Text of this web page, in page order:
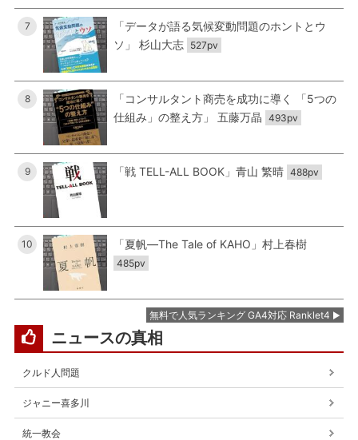
7
「データが語る気候変動問題のホントとウ
ソ」 杉山大志 527pv
8
「コンサルタント商売を成功に導く 「5つの
仕組み」の整え方」 五藤万晶 493pv
9 「戦 TELL-ALL BOOK」青山 繁晴 488pv
10 「夏帆―The Tale of KAHO」村上春樹
485pv
無料で人気ランキング GA4対応 Ranklet4
ニュースの真相
クルド人問題
ジャニー喜多川
統一教会